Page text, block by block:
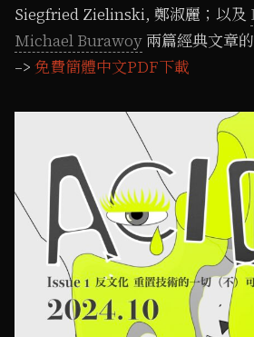
Siegfried Zielinski, 鄭淑麗；以及
Michael Burawoy 兩篇經典文章
–> 免費簡體中文PDF下載